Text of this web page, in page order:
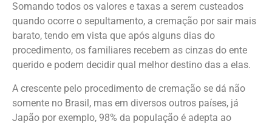
Somando todos os valores e taxas a serem custeados
quando ocorre o sepultamento, a cremação por sair mais
barato, tendo em vista que após alguns dias do
procedimento, os familiares recebem as cinzas do ente
querido e podem decidir qual melhor destino das a elas.
A crescente pelo procedimento de cremação se dá não
somente no Brasil, mas em diversos outros países, já
Japão por exemplo, 98% da população é adepta ao